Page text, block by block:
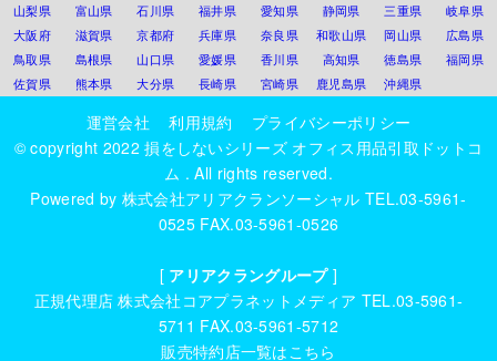
山梨県
富山県 石川県 福井県 愛知県 静岡県 三重県
岐阜県
大阪府
滋賀県 京都府 兵庫県 奈良県 和歌山県 岡山県
広島県
鳥取県
島根県 山口県 愛媛県 香川県 高知県 徳島県
福岡県
佐賀県
熊本県 大分県 長崎県 宮崎県 鹿児島県 沖縄県
運営会社 利用規約
プライバシーポリシー
© copyright 2022損をしないシリーズ オフィス用品引取ドットコ
ム . All rights reserved.
Powered by 株式会社アリアクランソーシャル TEL.03-5961-
0525 FAX.03-5961-0526
[ アリアクラングループ]
正規代理店株式会社コアプラネットメディア TEL.03-5961-
5711 FAX.03-5961-5712
販売特約店一覧はこちら